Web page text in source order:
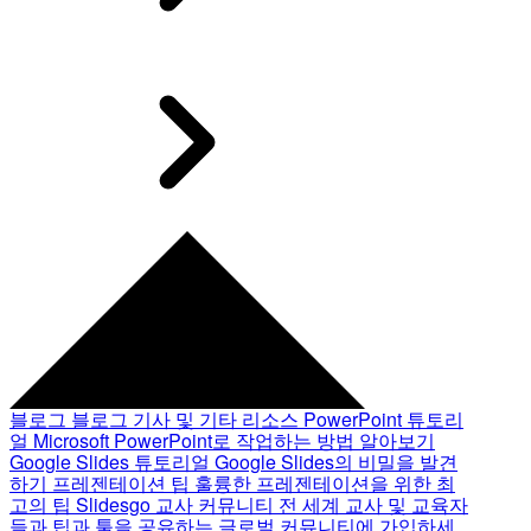
블로그 블로그 기사 및 기타 리소스 PowerPoint 튜토리
얼 Microsoft PowerPoint로 작업하는 방법 알아보기
Google Slides 튜토리얼 Google Slides의 비밀을 발견
하기 프레젠테이션 팁 훌륭한 프레젠테이션을 위한 최
고의 팁 Slidesgo 교사 커뮤니티 전 세계 교사 및 교육자